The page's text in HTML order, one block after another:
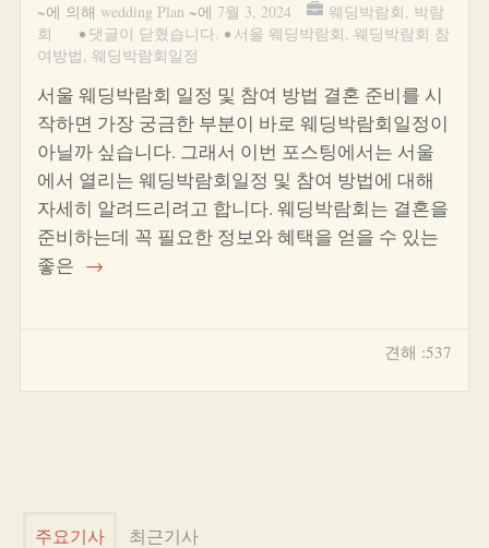
~에 의해 wedding Plan ~에 7월 3, 2024 웨딩박람회, 박람
회
• 댓글이 닫혔습니다. • 서울 웨딩박람회, 웨딩박람회 참
여방법, 웨딩박람회일정
서울 웨딩박람회 일정 및 참여 방법 결혼 준비를 시
작하면 가장 궁금한 부분이 바로 웨딩박람회일정이
아닐까 싶습니다. 그래서 이번 포스팅에서는 서울
에서 열리는 웨딩박람회일정 및 참여 방법에 대해
자세히 알려드리려고 합니다. 웨딩박람회는 결혼을
준비하는데 꼭 필요한 정보와 혜택을 얻을 수 있는
좋은 →
견해 :537
주요기사 최근기사